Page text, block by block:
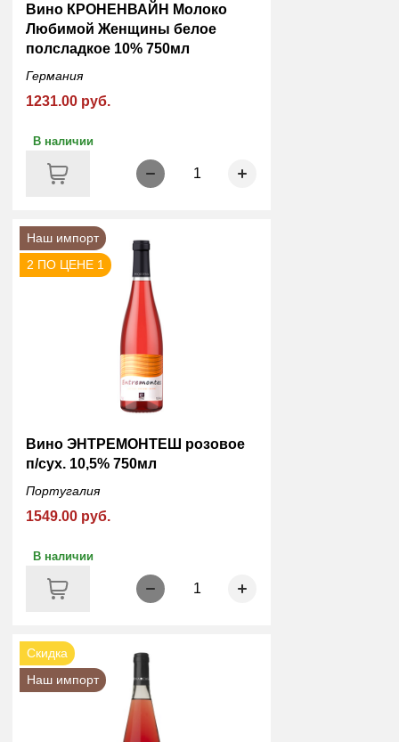
Вино КРОНЕНВАЙН Молоко
Любимой Женщины белое
полсладкое 10% 750мл
Германия
1231.00 руб.
В наличии
1
Наш импорт
2 ПО ЦЕНЕ 1
Вино ЭНТРЕМОНТЕШ розовое
п/сух. 10,5% 750мл
Португалия
1549.00 руб.
В наличии
1
Скидка
Наш импорт